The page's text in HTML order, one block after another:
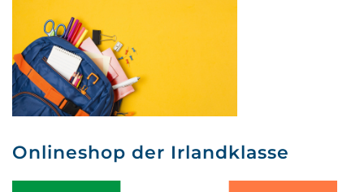
Onlineshop der Irlandklasse